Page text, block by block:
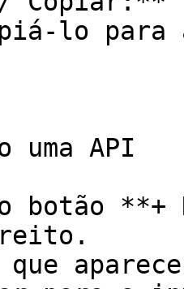
lo para
uma API
botão **+